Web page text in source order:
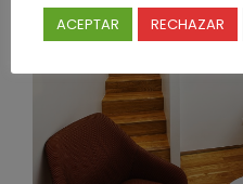
ACEPTAR RECHAZAR